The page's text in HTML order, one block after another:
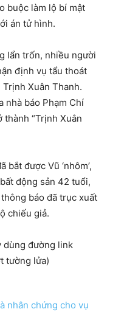
buộc làm lộ bí mật
án tử hình.
lẩn trốn, nhiều người
định vụ tẩu thoát
Xuân Thanh.
nhà báo Phạm Chí
thành “Trịnh Xuân
bắt được Vũ ‘nhôm’,
động sản 42 tuổi,
báo đã trục xuất
chiếu giả.
dùng đường link
tường lửa)
nhân chứng cho vụ